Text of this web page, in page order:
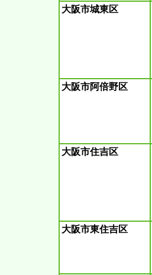
大阪市城東区
大阪市阿倍野区
大阪市住吉区
大阪市東住吉区